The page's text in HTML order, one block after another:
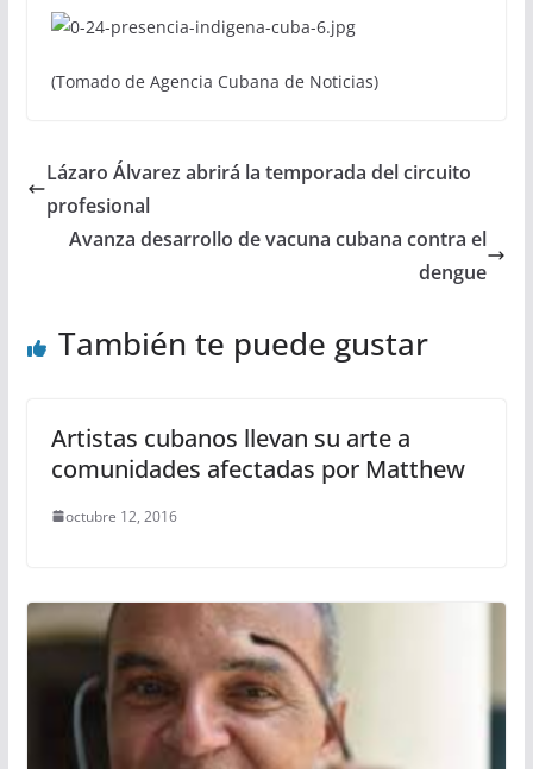
(Tomado de Agencia Cubana de Noticias)
Lázaro Álvarez abrirá la temporada del circuito
profesional
Avanza desarrollo de vacuna cubana contra el
dengue
También te puede gustar
Artistas cubanos llevan su arte a
comunidades afectadas por Matthew
octubre 12, 2016